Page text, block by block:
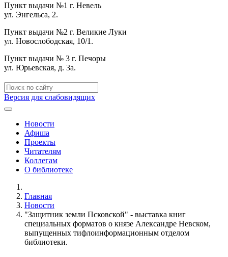
Пункт выдачи №1 г. Невель
ул. Энгельса, 2.
Пункт выдачи №2 г. Великие Луки
ул. Новослободская, 10/1.
Пункт выдачи № 3 г. Печоры
ул. Юрьевская, д. 3а.
Версия для слабовидящих
Новости
Афиша
Проекты
Читателям
Коллегам
О библиотеке
Главная
Новости
"Защитник земли Псковской" - выставка книг
специальных форматов о князе Александре Невском,
выпущенных тифлоинформационным отделом
библиотеки.